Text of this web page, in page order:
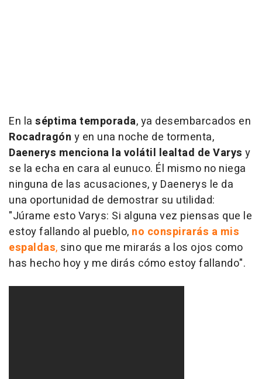
En la séptima temporada, ya desembarcados en
Rocadragón y en una noche de tormenta,
Daenerys menciona la volátil lealtad de Varys y
se la echa en cara al eunuco. Él mismo no niega
ninguna de las acusaciones, y Daenerys le da
una oportunidad de demostrar su utilidad:
"Júrame esto Varys: Si alguna vez piensas que le
estoy fallando al pueblo, no conspirarás a mis
espaldas, sino que me mirarás a los ojos como
has hecho hoy y me dirás cómo estoy fallando".